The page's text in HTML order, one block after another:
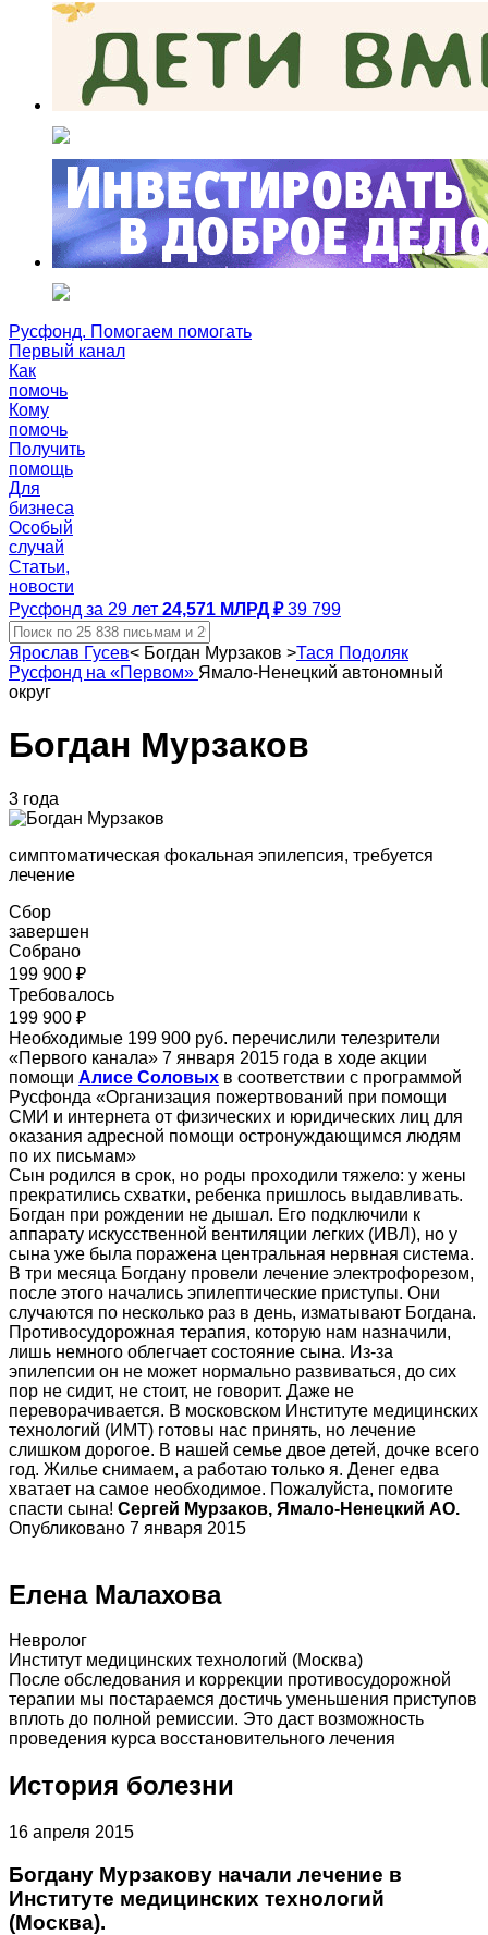
Русфонд. Помогаем помогать
Первый канал
Как
помочь
Кому
помочь
Получить
помощь
Для
бизнеса
Особый
случай
Статьи,
новости
Русфонд за 29 лет 24,571 МЛРД ₽ 39 799
Ярослав Гусев< Богдан Мурзаков >Тася Подоляк
Русфонд на «Первом» Ямало-Ненецкий автономный
округ
Богдан Мурзаков
3 года
симптоматическая фокальная эпилепсия, требуется
лечение
Сбор
завершен
Собрано
199 900 ₽
Требовалось
199 900 ₽
Необходимые 199 900 руб. перечислили телезрители
«Первого канала» 7 января 2015 года в ходе акции
помощи Алисе Соловых в соответствии с программой
Русфонда «Организация пожертвований при помощи
СМИ и интернета от физических и юридических лиц для
оказания адресной помощи остронуждающимся людям
по их письмам»
Сын родился в срок, но роды проходили тяжело: у жены
прекратились схватки, ребенка пришлось выдавливать.
Богдан при рождении не дышал. Его подключили к
аппарату искусственной вентиляции легких (ИВЛ), но у
сына уже была поражена центральная нервная система.
В три месяца Богдану провели лечение электрофорезом,
после этого начались эпилептические приступы. Они
случаются по несколько раз в день, изматывают Богдана.
Противосудорожная терапия, которую нам назначили,
лишь немного облегчает состояние сына. Из-за
эпилепсии он не может нормально развиваться, до сих
пор не сидит, не стоит, не говорит. Даже не
переворачивается. В московском Институте медицинских
технологий (ИМТ) готовы нас принять, но лечение
слишком дорогое. В нашей семье двое детей, дочке всего
год. Жилье снимаем, а работаю только я. Денег едва
хватает на самое необходимое. Пожалуйста, помогите
спасти сына! Сергей Мурзаков, Ямало-Ненецкий АО.
Опубликовано 7 января 2015
Елена Малахова
Невролог
Институт медицинских технологий (Москва)
После обследования и коррекции противосудорожной
терапии мы постараемся достичь уменьшения приступов
вплоть до полной ремиссии. Это даст возможность
проведения курса восстановительного лечения
История болезни
16 апреля 2015
Богдану Мурзакову начали лечение в
Институте медицинских технологий
(Москва).